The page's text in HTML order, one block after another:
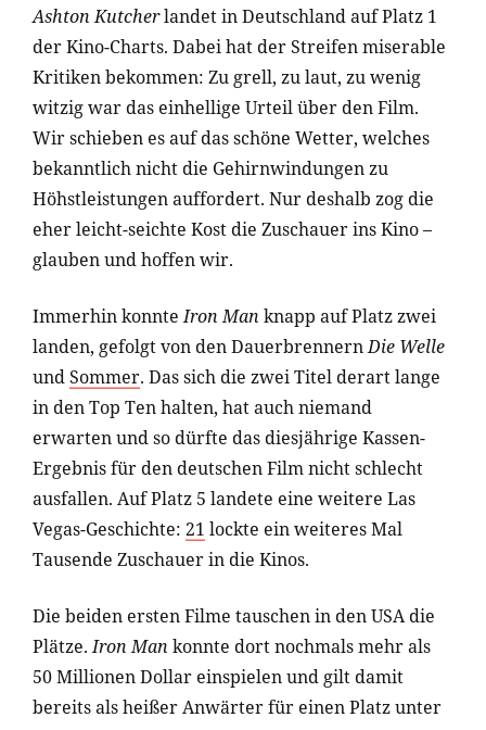
Ashton Kutcherlandet in Deutschland auf Platz 1
der Kino-Charts. Dabei hat der Streifen miserable
Kritiken bekommen: Zu grell, zu laut, zu wenig
witzig war das einhellige Urteil über den Film.
Wir schieben es auf das schöne Wetter, welches
bekanntlich nicht die Gehirnwindungen zu
Höhstleistungen auffordert. Nur deshalb zog die
eher leicht-seichte Kost die Zuschauer ins Kino –
glauben und hoffen wir.
Immerhin konnteIron Man knapp auf Platz zwei
landen, gefolgt von den DauerbrennernDie Welle
undSommer. Das sich die zwei Titel derart lange
in den Top Ten halten, hat auch niemand
erwarten und so dürfte das diesjährige Kassen-
Ergebnis für den deutschen Film nicht schlecht
ausfallen. Auf Platz 5 landete eine weitere Las
Vegas-Geschichte: 21 lockte ein weiteres Mal
Tausende Zuschauer in die Kinos.
Die beiden ersten Filme tauschen in den USA die
Plätze.Iron Man konnte dort nochmals mehr als
50 Millionen Dollar einspielen und gilt damit
bereits als heißer Anwärter für einen Platz unter